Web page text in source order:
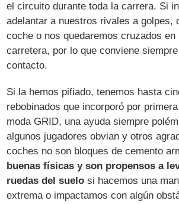
el circuito durante toda la carrera. Si
adelantar a nuestros rivales a golpes,
coche o nos quedaremos cruzados en
carretera, por lo que conviene
contacto.
Si la hemos pifiado, tenemos hasta
rebobinados que incorporó por
moda GRID, una ayuda siempre
algunos jugadores obvian y otros
coches no son bloques de cemento
buenas físicas y son propensos a
ruedas del suelo si hacemos una
extrema o impactamos con algún